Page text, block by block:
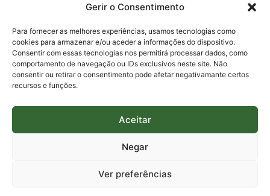
Gerir o Consentimento
Para fornecer as melhores experiências, usamos tecnologias como
cookies para armazenar e/ou aceder a informações do dispositivo.
Consentir com essas tecnologias nos permitirá processar dados, como
comportamento de navegação ou IDs exclusivos neste site. Não
consentir ou retirar o consentimento pode afetar negativamante certos
recursos e funções.
Aceitar
Negar
Ver preferências
Para assuntos relacionados à Pesquisa
pesquisa@fapesc.sc.gov.br
Para assuntos relacionados à Inovação
inovacao@fapesc.sc.gov.br
Para assuntos relacionados à Bolsas
bolsas@fapesc.sc.gov.br
Para assuntos relacionados à Prestação de Contas
Para assuntos relacionados à Plataforma
plataforma@fapesc.sc.gov.br
Jair Artur da Silva dpo@fapesc.sc.gov.br 3665-4831
km 01, Módulo 12A, Edifício Fapesc / Celta, 5° andar